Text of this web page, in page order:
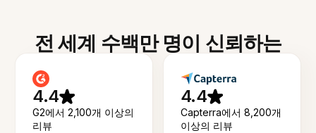
전 세계 수백만 명이 신뢰하는
4.4
G2에서 2,100개 이상의
리뷰
4.4
Capterra에서 8,200개
이상의 리뷰